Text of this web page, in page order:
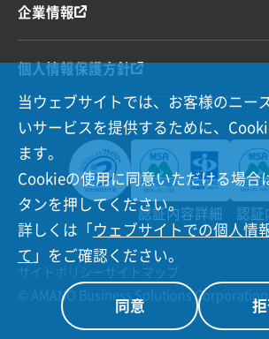
当ウェブサイトでは、お客様のニー
いサービスを提供するために、
ます。
Cookieの使用に同意いただける場合
タンを押してください。
詳しくは「ウェブサイトでの個人情
て 」をご確認ください。
同意
企業情報
個人情報保護方針
サイトポリシー サイトマップ
© AMANO Business Solutions Corporation
認証内容詳細 認証